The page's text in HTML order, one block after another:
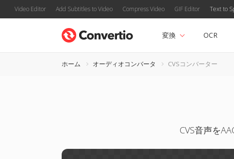
Video Editor Add Subtitles to Video Compress Video GIF Editor Text to
変換 OCR
ホーム オーディオコンバータ CVSコンバーター
CVS音声を